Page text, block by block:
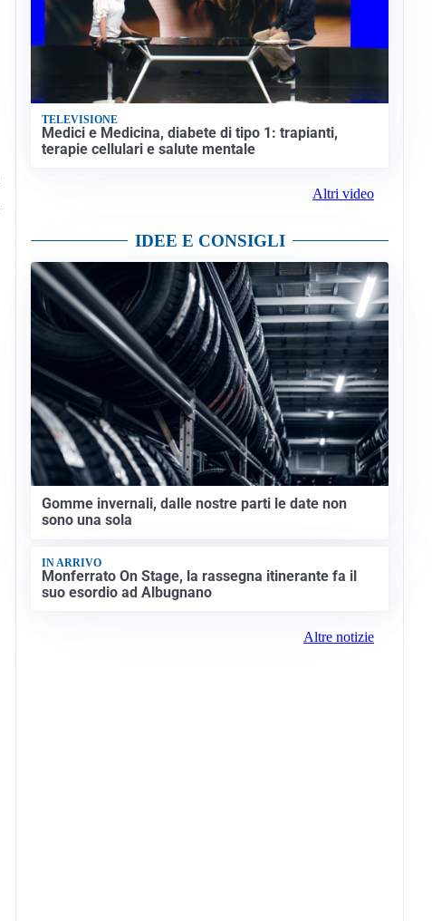
TELEVISIONE
Medici e Medicina, diabete di tipo 1: trapianti,
terapie cellulari e salute mentale
Altri video
IDEE E CONSIGLI
Gomme invernali, dalle nostre parti le date non
sono una sola
IN ARRIVO
Monferrato On Stage, la rassegna itinerante fa il
suo esordio ad Albugnano
Altre notizie